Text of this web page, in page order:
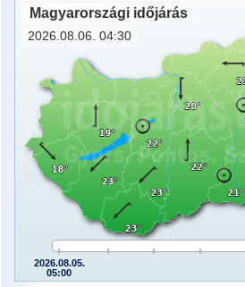
Magyarországi időjárás
2026.08.06. 04:30
2026.08.05.
05:00